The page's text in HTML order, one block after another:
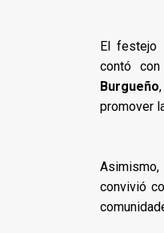
El festejo
contó
Burgueño
promover
Asimismo,
convivió